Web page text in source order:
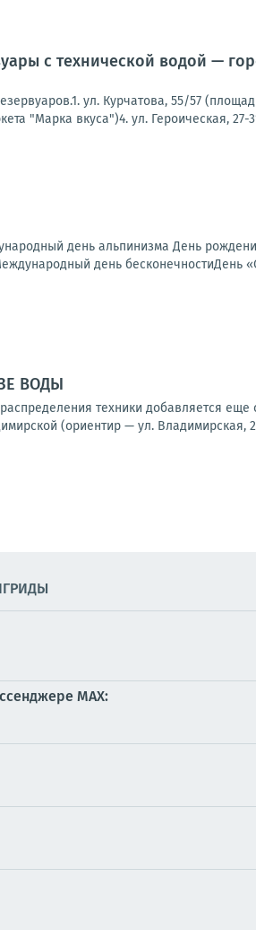
с технической водой —
ул. Курчатова, 55/57
"Марка вкуса")4. ул. Героическая, 27-
день альпинизма День
день бесконечностиДень
ВОДЫ
техники добавляется
(ориентир — ул. Владимирская,
MAX: